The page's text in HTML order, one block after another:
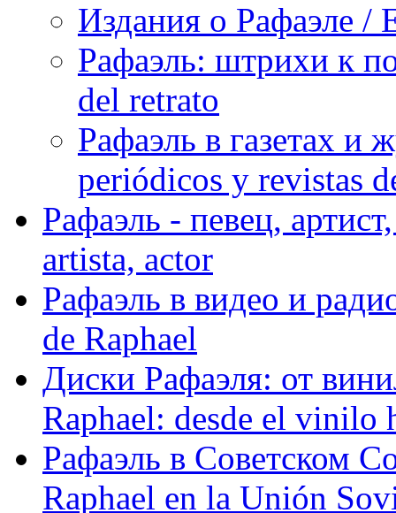
Издания о Рафаэле /
Рафаэль: штрихи к
del retrato
Рафаэль в газетах и
periódicos y revistas
Рафаэль - певец,
artista, actor
Рафаэль в видео и
de Raphael
Диски Рафаэля: от
Raphael: desde el vinilo
Рафаэль в Советском
Raphael en la Unión